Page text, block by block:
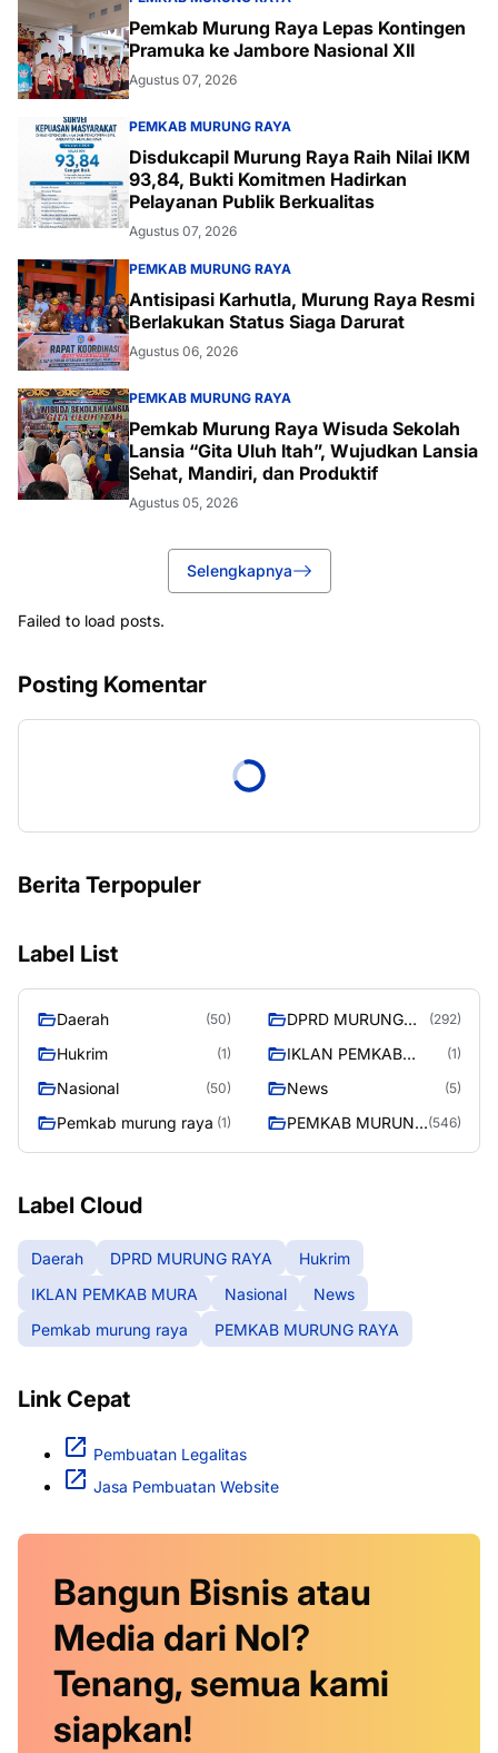
Pemkab Murung Raya Lepas Kontingen
Pramuka ke Jambore Nasional XII
Agustus 07, 2026
PEMKAB MURUNG RAYA
Disdukcapil Murung Raya Raih Nilai IKM
93,84, Bukti Komitmen Hadirkan
Pelayanan Publik Berkualitas
Agustus 07, 2026
PEMKAB MURUNG RAYA
Antisipasi Karhutla, Murung Raya Resmi
Berlakukan Status Siaga Darurat
Agustus 06, 2026
PEMKAB MURUNG RAYA
Pemkab Murung Raya Wisuda Sekolah
Lansia “Gita Uluh Itah”, Wujudkan Lansia
Sehat, Mandiri, dan Produktif
Agustus 05, 2026
Selengkapnya
Failed to load posts.
Posting Komentar
Berita Terpopuler
Label List
Daerah (50)
DPRD MURUNG
(292)
Hukrim (1)
IKLAN PEMKAB
(1)
Nasional (50) News (5)
Pemkab murung raya (1)
PEMKAB MURUNG (546)
Label Cloud
Daerah DPRD MURUNG RAYA
Hukrim
IKLAN PEMKAB MURA
Nasional
News
Pemkab murung raya
PEMKAB MURUNG RAYA
Link Cepat
Pembuatan Legalitas
Jasa Pembuatan Website
Bangun Bisnis atau
Media dari Nol?
Tenang, semua kami
siapkan!